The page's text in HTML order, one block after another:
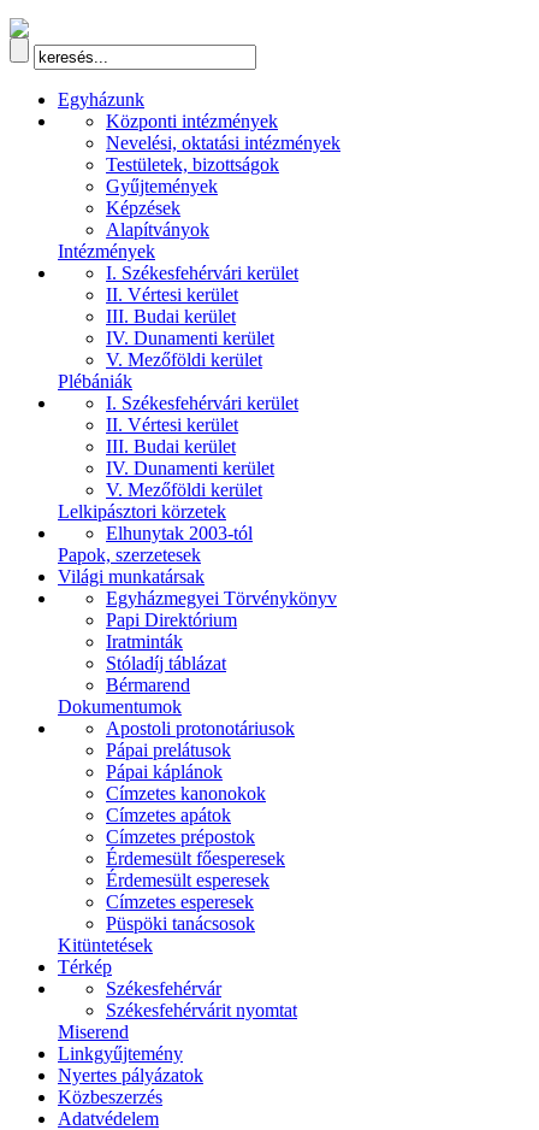
Egyházunk
Központi intézmények
Nevelési, oktatási intézmények
Testületek, bizottságok
Gyűjtemények
Képzések
Alapítványok
Intézmények
I. Székesfehérvári kerület
II. Vértesi kerület
III. Budai kerület
IV. Dunamenti kerület
V. Mezőföldi kerület
Plébániák
I. Székesfehérvári kerület
II. Vértesi kerület
III. Budai kerület
IV. Dunamenti kerület
V. Mezőföldi kerület
Lelkipásztori körzetek
Elhunytak 2003-tól
Papok, szerzetesek
Világi munkatársak
Egyházmegyei Törvénykönyv
Papi Direktórium
Iratminták
Stóladíj táblázat
Bérmarend
Dokumentumok
Apostoli protonotáriusok
Pápai prelátusok
Pápai káplánok
Címzetes kanonokok
Címzetes apátok
Címzetes prépostok
Érdemesült főesperesek
Érdemesült esperesek
Címzetes esperesek
Püspöki tanácsosok
Kitüntetések
Térkép
Székesfehérvár
Székesfehérvárit nyomtat
Miserend
Linkgyűjtemény
Nyertes pályázatok
Közbeszerzés
Adatvédelem